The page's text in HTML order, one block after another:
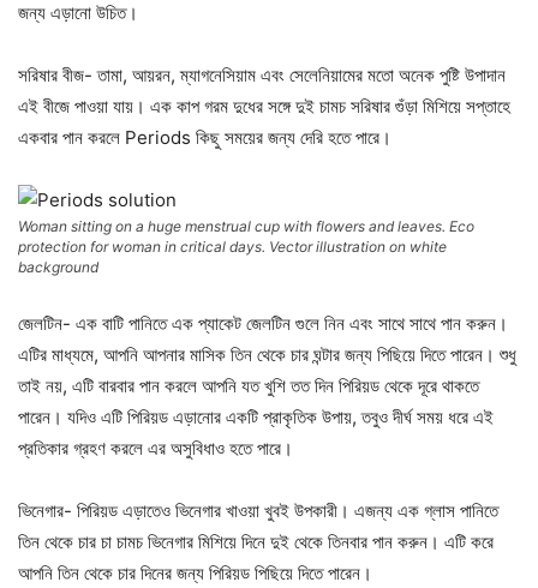
জন্য এড়ানো উচিত।
সরিষার বীজ- তামা, আয়রন, ম্যাগনেসিয়াম এবং সেলেনিয়ামের মতো অনেক পুষ্টি উপাদান
এই বীজে পাওয়া যায়। এক কাপ গরম দুধের সঙ্গে দুই চামচ সরিষার গুঁড়া মিশিয়ে সপ্তাহে
একবার পান করলে Periods কিছু সময়ের জন্য দেরি হতে পারে।
Woman sitting on a huge menstrual cup with flowers and leaves. Eco
protection for woman in critical days. Vector illustration on white
background
জেলটিন- এক বাটি পানিতে এক প্যাকেট জেলটিন গুলে নিন এবং সাথে সাথে পান করুন।
এটির মাধ্যমে, আপনি আপনার মাসিক তিন থেকে চার ঘন্টার জন্য পিছিয়ে দিতে পারেন। শুধু
তাই নয়, এটি বারবার পান করলে আপনি যত খুশি তত দিন পিরিয়ড থেকে দূরে থাকতে
পারেন। যদিও এটি পিরিয়ড এড়ানোর একটি প্রাকৃতিক উপায়, তবুও দীর্ঘ সময় ধরে এই
প্রতিকার গ্রহণ করলে এর অসুবিধাও হতে পারে।
ভিনেগার- পিরিয়ড এড়াতেও ভিনেগার খাওয়া খুবই উপকারী। এজন্য এক গ্লাস পানিতে
তিন থেকে চার চা চামচ ভিনেগার মিশিয়ে দিনে দুই থেকে তিনবার পান করুন। এটি করে
আপনি তিন থেকে চার দিনের জন্য পিরিয়ড পিছিয়ে দিতে পারেন।